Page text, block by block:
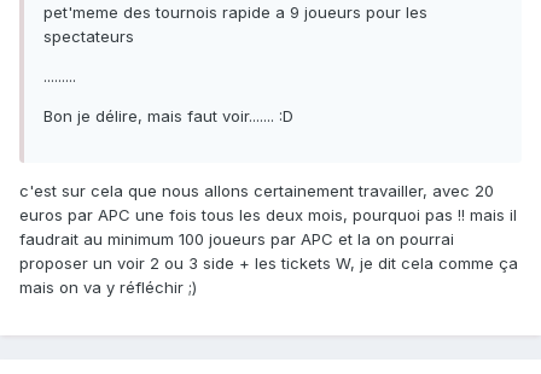
pet'meme des tournois rapide a 9 joueurs pour les
spectateurs
.........
Bon je délire, mais faut voir....... :D
c'est sur cela que nous allons certainement travailler, avec 20
euros par APC une fois tous les deux mois, pourquoi pas !! mais il
faudrait au minimum 100 joueurs par APC et la on pourrai
proposer un voir 2 ou 3 side + les tickets W, je dit cela comme ça
mais on va y réfléchir ;)